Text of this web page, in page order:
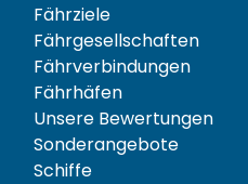
Fährziele
Fährgesellschaften
Fährverbindungen
Fährhäfen
Unsere Bewertungen
Sonderangebote
Schiffe